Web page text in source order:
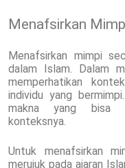
Menafsirkan
Menafsirkan mimpi
dalam Islam. Dalam
memperhatikan
individu yang
makna yang bisa
konteksnya.
Untuk menafsirkan
merujuk pada ajaran